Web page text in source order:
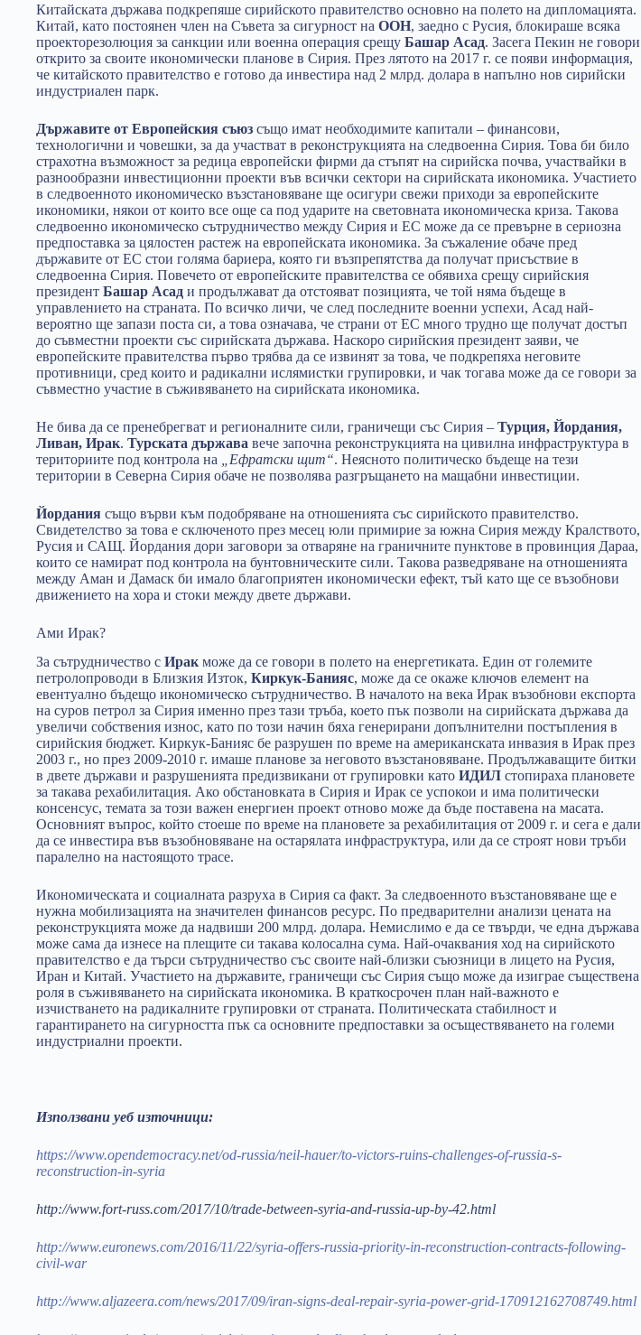
Китайската държава подкрепяше сирийското правителство основно на полето на дипломацията.
Китай, като постоянен член на Съвета за сигурност на ООН, заедно с Русия, блокираше всяка
проекторезолюция за санкции или военна операция срещу Башар Асад. Засега Пекин не говори
открито за своите икономически планове в Сирия. През лятото на 2017 г. се появи информация,
че китайското правителство е готово да инвестира над 2 млрд. долара в напълно нов сирийски
индустриален парк.
Държавите от Европейския съюз също имат необходимите капитали – финансови,
технологични и човешки, за да участват в реконструкцията на следвоенна Сирия. Това би било
страхотна възможност за редица европейски фирми да стъпят на сирийска почва, участвайки в
разнообразни инвестиционни проекти във всички сектори на сирийската икономика. Участието
в следвоенното икономическо възстановяване ще осигури свежи приходи за европейските
икономики, някои от които все още са под ударите на световната икономическа криза. Такова
следвоенно икономическо сътрудничество между Сирия и ЕС може да се превърне в сериозна
предпоставка за цялостен растеж на европейската икономика. За съжаление обаче пред
държавите от ЕС стои голяма бариера, която ги възпрепятства да получат присъствие в
следвоенна Сирия. Повечето от европейските правителства се обявиха срещу сирийския
президент Башар Асад и продължават да отстояват позицията, че той няма бъдеще в
управлението на страната. По всичко личи, че след последните военни успехи, Асад най-
вероятно ще запази поста си, а това означава, че страни от ЕС много трудно ще получат достъп
до съвместни проекти със сирийската държава. Наскоро сирийския президент заяви, че
европейските правителства първо трябва да се извинят за това, че подкрепяха неговите
противници, сред които и радикални ислямистки групировки, и чак тогава може да се говори за
съвместно участие в съживяването на сирийската икономика.
Не бива да се пренебрегват и регионалните сили, граничещи със Сирия – Турция, Йордания,
Ливан, Ирак. Турската държава вече започна реконструкцията на цивилна инфраструктура в
териториите под контрола на
„Ефратски щит“. Неясното политическо бъдеще на тези
територии в Северна Сирия обаче не позволява разгръщането на мащабни инвестиции.
Йордания също върви към подобряване на отношенията със сирийското правителство.
Свидетелство за това е сключеното през месец юли примирие за южна Сирия между Кралството,
Русия и САЩ. Йордания дори заговори за отваряне на граничните пунктове в провинция Дараа,
които се намират под контрола на бунтовническите сили. Такова разведряване на отношенията
между Аман и Дамаск би имало благоприятен икономически ефект, тъй като ще се възобнови
движението на хора и стоки между двете държави.
Ами Ирак?
За сътрудничество с Ирак може да се говори в полето на енергетиката. Един от големите
петролопроводи в Близкия Изток, Киркук-Банияс, може да се окаже ключов елемент на
евентуално бъдещо икономическо сътрудничество. В началото на века Ирак възобнови експорта
на суров петрол за Сирия именно през тази тръба, което пък позволи на сирийската държава да
увеличи собствения износ, като по този начин бяха генерирани допълнителни постъпления в
сирийския бюджет. Киркук-Банияс бе разрушен по време на американската инвазия в Ирак през
2003 г., но през 2009-2010 г. имаше планове за неговото възстановяване. Продължаващите битки
в двете държави и разрушенията предизвикани от групировки като ИДИЛ стопираха плановете
за такава рехабилитация. Ако обстановката в Сирия и Ирак се успокои и има политически
консенсус, темата за този важен енергиен проект отново може да бъде поставена на масата.
Основният въпрос, който стоеше по време на плановете за рехабилитация от 2009 г. и сега е дали
да се инвестира във възобновяване на остарялата инфраструктура, или да се строят нови тръби
паралелно на настоящото трасе.
Икономическата и социалната разруха в Сирия са факт. За следвоенното възстановяване ще е
нужна мобилизацията на значителен финансов ресурс. По предварителни анализи цената на
реконструкцията може да надвиши 200 млрд. долара. Немислимо е да се твърди, че една държава
може сама да изнесе на плещите си такава колосална сума. Най-очаквания ход на сирийското
правителство е да търси сътрудничество със своите най-близки съюзници в лицето на Русия,
Иран и Китай. Участието на държавите, граничещи със Сирия също може да изиграе съществена
роля в съживяването на сирийската икономика. В краткосрочен план най-важното е
изчистването на радикалните групировки от страната. Политическата стабилност и
гарантирането на сигурността пък са основните предпоставки за осъществяването на големи
индустриални проекти.
Използвани уеб източници:
https://www.opendemocracy.net/od-russia/neil-hauer/to-victors-ruins-challenges-of-russia-s-
reconstruction-in-syria
http://www.fort-russ.com/2017/10/trade-between-syria-and-russia-up-by-42.html
http://www.euronews.com/2016/11/22/syria-offers-russia-priority-in-reconstruction-contracts-following-
civil-war
http://www.aljazeera.com/news/2017/09/iran-signs-deal-repair-syria-power-grid-170912162708749.html